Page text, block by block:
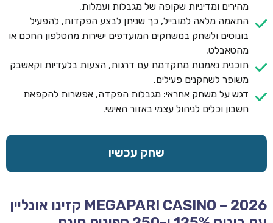
מהירים ומדיניות שקופה של מגבלות ועמלות.
התאמה מלאה למובייל, כך שניתן לבצע הפקדות, להפעיל
בונוסים ולשחק במשחקים המועדפים ישירות מהטלפון החכם או
מהטאבלט.
תוכנית נאמנות מתקדמת עם דרגות, הצעות בלעדיות וקאשבק
משופר לשחקנים פעילים.
דגש על משחק אחראי: מגבלות הפקדה, אפשרות להקפאת
חשבון וכלים לניהול עצמי באזור האישי.
שחק עכשיו
MEGAPARI CASINO – 2026 קזינו אונליין